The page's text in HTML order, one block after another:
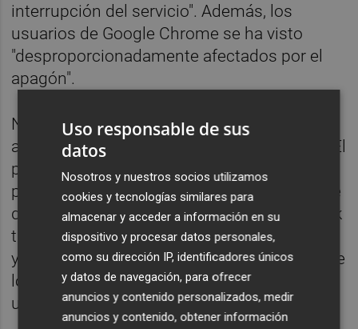
interrupción del servicio". Además, los
usuarios de Google Chrome se ha visto
"desproporcionadamente afectados por el
apagón".
No es la primera vez que Facebook ve
afectado su servicio en los últimos meses. El
pasado mes de diciembre la red social
presentó problemas dos veces en menos de
dos semanas. El 30 de noviembre, Facebook
también sufrió unos minutos de inactividad
y los meses de octubre y mayo se pensó que
los cortes sufridos en el servicio se debían a
un hackeo de la página web.
Uso responsable de sus
datos
Nosotros y nuestros socios utilizamos
cookies y tecnologías similares para
almacenar y acceder a información en su
dispositivo y procesar datos personales,
como su dirección IP, identificadores únicos
y datos de navegación, para ofrecer
anuncios y contenido personalizados, medir
anuncios y contenido, obtener información